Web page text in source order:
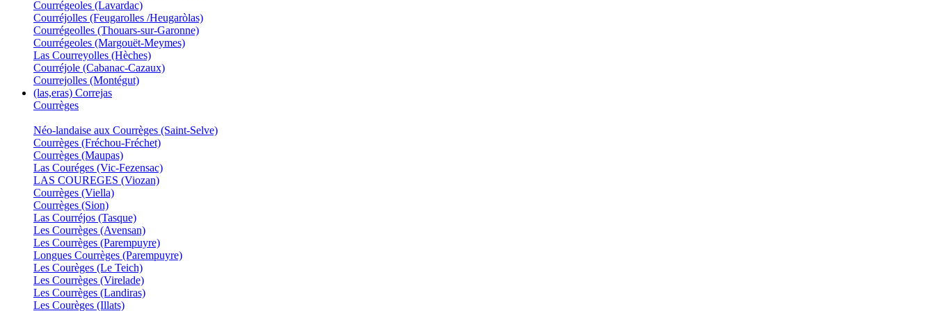
Courrégeoles (Lavardac)
Courréjolles (Feugarolles /Heugaròlas)
Courrégeolles (Thouars-sur-Garonne)
Courrégeoles (Margouët-Meymes)
Las Courreyolles (Hèches)
Courréjole (Cabanac-Cazaux)
Courrejolles (Montégut)
(las,eras) Correjas
Courrèges
Néo-landaise aux Courrèges (Saint-Selve)
Courrèges (Fréchou-Fréchet)
Courrèges (Maupas)
Las Couréges (Vic-Fezensac)
LAS COUREGES (Viozan)
Courrèges (Viella)
Courrèges (Sion)
Las Courréjos (Tasque)
Les Courrèges (Avensan)
Les Courrèges (Parempuyre)
Longues Courrèges (Parempuyre)
Les Courèges (Le Teich)
Les Courrèges (Virelade)
Les Courrèges (Landiras)
Les Courèges (Illats)